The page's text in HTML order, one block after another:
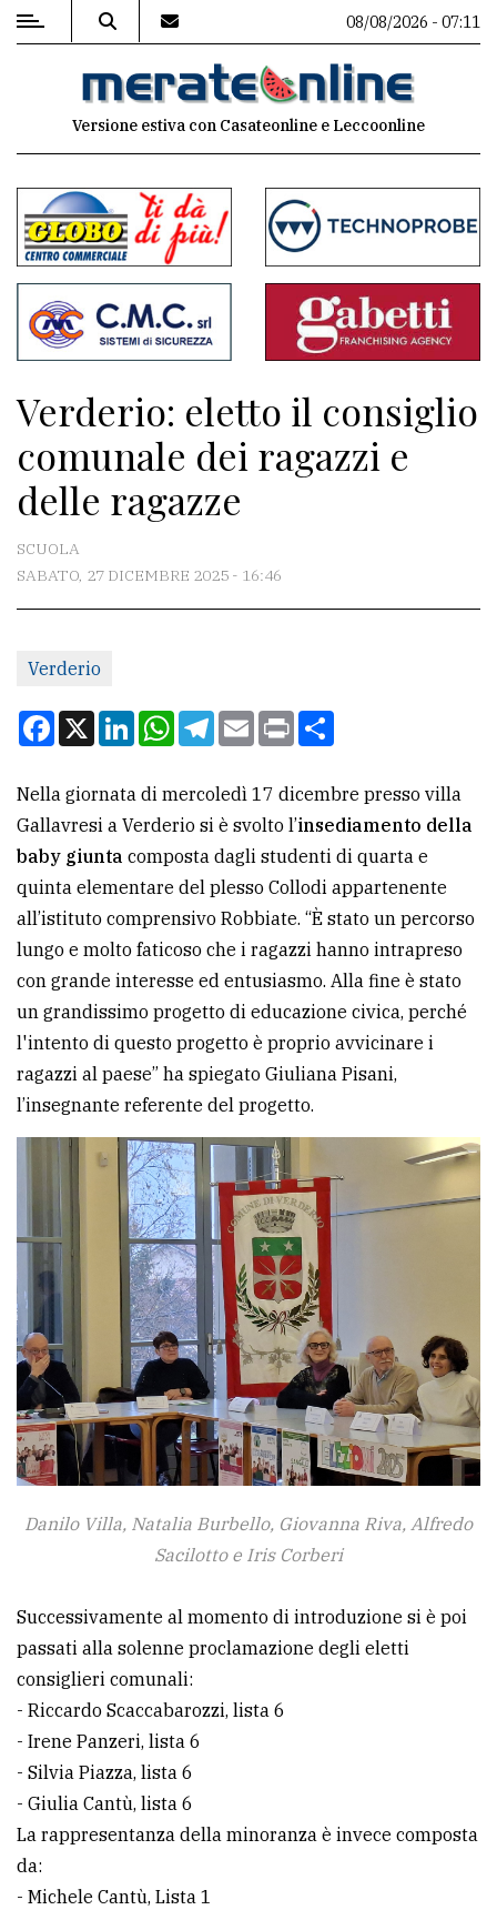
MENU
commenti
Contenuti
del
sito
Associazioni
Meteo
CONTATTI
Scrivici
Per
la
pubblicità
CERCA
Cerca
per
comune
Ricerca
avanzata
LE
PRIVACY
Privacy
policy
Cookie
08/08/2026 - 07:11
Versione estiva con Casateonline e Leccoonline
Verderio: eletto il consiglio
comunale dei ragazzi e
delle ragazze
SCUOLA
SABATO, 27 DICEMBRE 2025 - 16:46
Verderio
Facebook
X LinkedInWhatsApp
Telegram
EmailPrint
Nella giornata di mercoledì 17 dicembre presso villa
Gallavresi a Verderio si è svolto l’insediamento della
baby giunta composta dagli studenti di quarta e
quinta elementare del plesso Collodi appartenente
all’istituto comprensivo Robbiate. “È stato un percorso
lungo e molto faticoso che i ragazzi hanno intrapreso
con grande interesse ed entusiasmo. Alla fine è stato
un grandissimo progetto di educazione civica, perché
l'intento di questo progetto è proprio avvicinare i
ragazzi al paese” ha spiegato Giuliana Pisani,
l’insegnante referente del progetto.
Danilo Villa, Natalia Burbello, Giovanna Riva, Alfredo
Sacilotto e Iris Corberi
Successivamente al momento di introduzione si è poi
passati alla solenne proclamazione degli eletti
consiglieri comunali:
- Riccardo Scaccabarozzi, lista 6
- Irene Panzeri, lista 6
- Silvia Piazza, lista 6
- Giulia Cantù, lista 6
La rappresentanza della minoranza è invece composta
da:
- Michele Cantù, Lista 1